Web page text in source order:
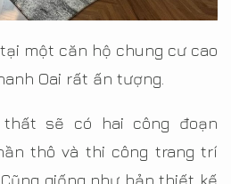
một căn hộ chung cư cao
Oai rất ấn tượng.
sẽ có hai công đoạn
thô và thi công trang trí
giống như bản thiết kế